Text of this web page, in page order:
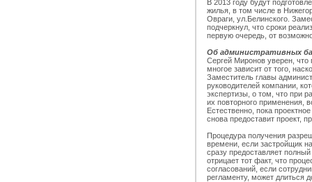
В 2013 году будут
жилья, в том числе в
Овраги, ул.Белинского.
подчеркнул, что сроки
первую очередь, от
Об административных
Сергей Миронов уверен, что
многое зависит от того,
Заместитель главы
руководителей компании,
экспертизы, о том, что при
их повторного применения,
Естественно, пока
снова предоставит проект,
Процедура получения
времени, если застройщик
сразу предоставляет
отрицает тот факт, что
согласований, если
регламенту, может длиться